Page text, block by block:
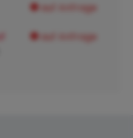
auf Anfrage
auf Anfrage